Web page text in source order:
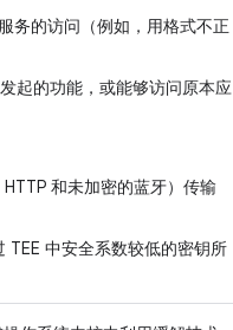
务的访问（例如，用格式不正
起的功能，或能够访问原本应
和未加密的蓝牙）传输
TEE 中安全系数较低的密钥所